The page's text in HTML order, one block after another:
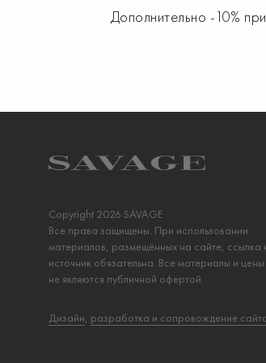
Дополнительно -10%
Copyright 2026 SAVAGE
Все права защищены. При использовании
материалов, размещённых на сайте, ссылка
источник обязательна. Все материалы и цены
не являются публичной офертой.
Дизайн, разработка и сопровождение